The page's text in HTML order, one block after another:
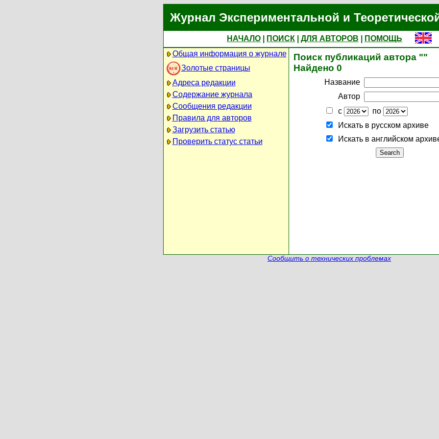
Журнал Экспериментальной и
НАЧАЛО ПОИСК ДЛЯ АВТОРОВ
ПОМОЩЬ
Общая информация о журнале
Золотые страницы
Адреса редакции
Содержание журнала
Сообщения редакции
Правила для авторов
Загрузить статью
Проверить статус статьи
Поиск публикаций автора ""
Найдено 0
Название
Автор
с
по
Искать в русском архиве
Искать в английском
Сообщить о технических проблемах